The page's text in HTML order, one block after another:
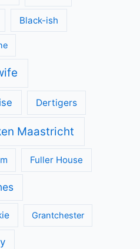
Black-ish
Dertigers
Maastricht
Fuller House
Grantchester